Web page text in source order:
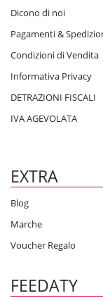
Dicono di noi
Pagamenti &
Condizioni di Vendita
Informativa Privacy
DETRAZIONI FISCALI
IVA AGEVOLATA
EXTRA
Blog
Marche
Voucher Regalo
FEEDATY